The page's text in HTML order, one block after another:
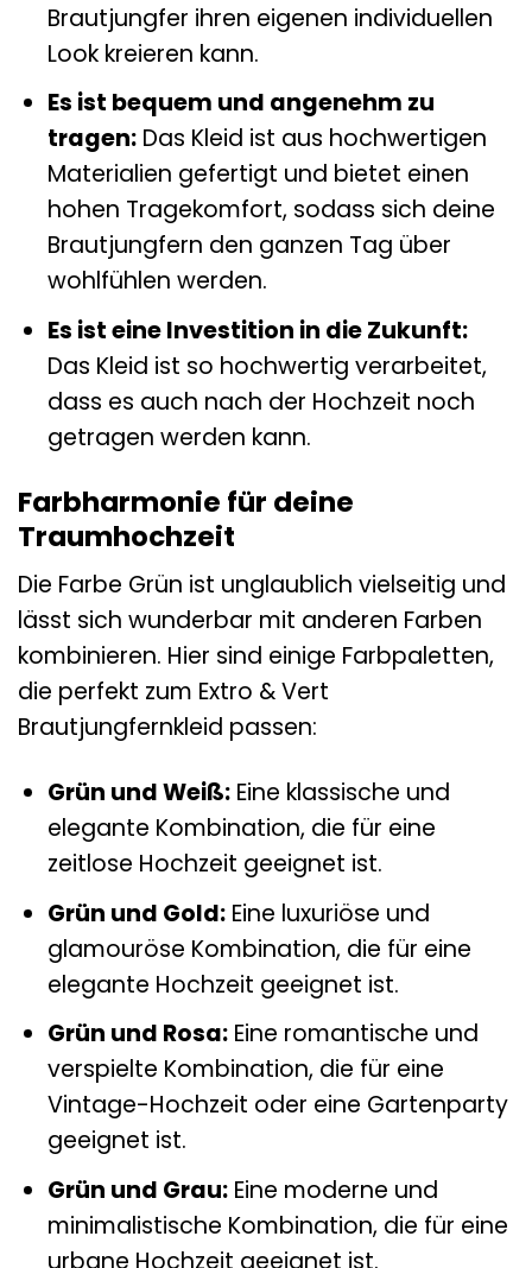
Brautjungfer ihren eigenen individuellen
Look kreieren kann.
Es ist bequem und angenehm zu
tragen:Das Kleid ist aus hochwertigen
Materialien gefertigt und bietet einen
hohen Tragekomfort, sodass sich deine
Brautjungfern den ganzen Tag über
wohlfühlen werden.
Es ist eine Investition in die Zukunft:
Das Kleid ist so hochwertig verarbeitet,
dass es auch nach der Hochzeit noch
getragen werden kann.
Farbharmonie für deine
Traumhochzeit
Die Farbe Grün ist unglaublich vielseitig und
lässt sich wunderbar mit anderen Farben
kombinieren. Hier sind einige Farbpaletten,
die perfekt zum Extro & Vert
Brautjungfernkleid passen:
Grün und Weiß:Eine klassische und
elegante Kombination, die für eine
zeitlose Hochzeit geeignet ist.
Grün und Gold:Eine luxuriöse und
glamouröse Kombination, die für eine
elegante Hochzeit geeignet ist.
Grün und Rosa:Eine romantische und
verspielte Kombination, die für eine
Vintage-Hochzeit oder eine Gartenparty
geeignet ist.
Grün und Grau:Eine moderne und
minimalistische Kombination, die für eine
urbane Hochzeit geeignet ist.